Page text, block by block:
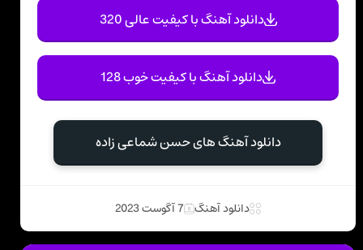
دانلود آهنگ با کیفیت عالی 320
دانلود آهنگ با کیفیت خوب 128
دانلود آهنگ های حسن شماعی زاده
دانلود آهنگ 7 آگوست 2023